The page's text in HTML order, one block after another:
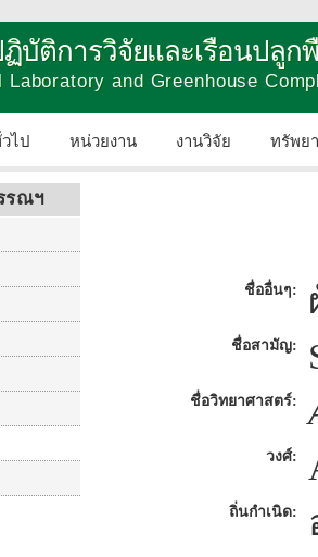
บัติการวิจัยและเรือนปลูก
Laboratory and Greenhouse
ไป หน่วยงาน งานวิจัย ทรัพย
รณฯ
ชื่ออื่นๆ:
ชื่อสามัญ:
ชื่อวิทยาศาสตร์:
วงศ์:
ถิ่นกำเนิด: